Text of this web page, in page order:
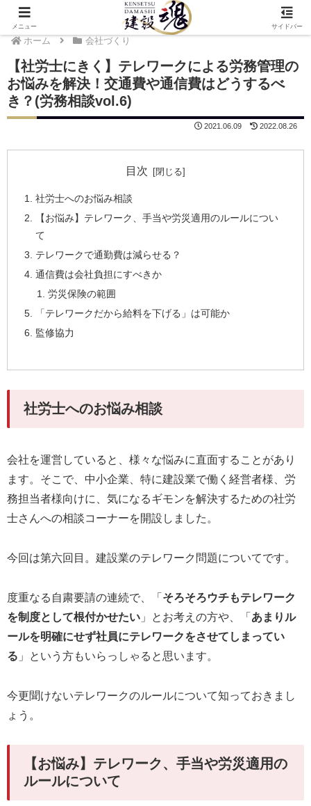
ホーム 会社づくり
【社労士にきく】テレワークによる労務管理の
お悩みを解決！交通費や通信費はどうするべ
き？(労務相談vol.6)
2021.06.09 2022.08.26
目次
社労士へのお悩み相談
【お悩み】テレワーク、手当や労災適用のルールについ
て
テレワークで通勤費は減らせる？
通信費は会社負担にすべきか
労災保険の範囲
「テレワークだから給料を下げる」は可能か
監修協力
社労士へのお悩み相談
会社を運営していると、様々な悩みに直面することがあり
ます。そこで、中小企業、特に建設業で働く経営者様、労
務担当者様向けに、気になるギモンを解決するための社労
士さんへの相談コーナーを開設しました。
今回は第六回目。建設業のテレワーク問題についてです。
度重なる自粛要請の連続で、「 そろそろウチもテレワーク
を制度として根付かせたい 」とお考えの方や、「 あまりル
ールを明確にせず社員にテレワークをさせてしまってい
る 」という方もいらっしゃると思います。
今更聞けないテレワークのルールについて知っておきまし
ょう。
【お悩み】テレワーク、手当や労災適用の
ルールについて
メニュー サイドバー